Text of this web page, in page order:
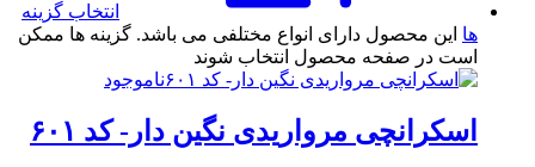
انتخاب گزینه
ها این محصول دارای انواع مختلفی می باشد. گزینه ها ممکن
است در صفحه محصول انتخاب شوند
ناموجود
اسکرانچی مرواریدی نگین دار- کد ۶۰۱